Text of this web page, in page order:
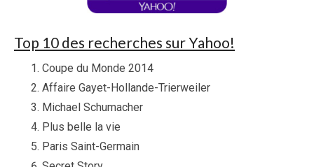
Top 10 des recherches sur Yahoo!
Coupe du Monde 2014
Affaire Gayet-Hollande-Trierweiler
Michael Schumacher
Plus belle la vie
Paris Saint-Germain